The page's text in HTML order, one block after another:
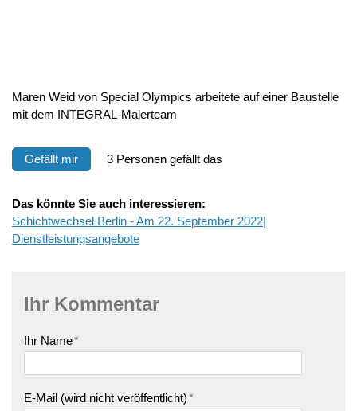
Maren Weid von Special Olympics arbeitete auf einer Baustelle
mit dem INTEGRAL-Malerteam
Gefällt mir 3 Personen gefällt das
Das könnte Sie auch interessieren:
Schichtwechsel Berlin - Am 22. September 2022|
Dienstleistungsangebote
Ihr Kommentar
Ihr Name*
E-Mail (wird nicht veröffentlicht)*